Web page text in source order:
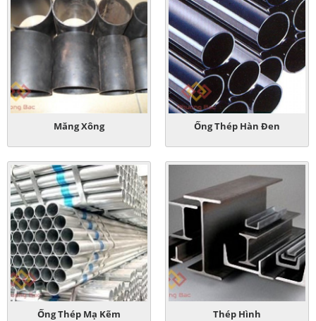
Măng Xông Ống Thép Hàn Đen
Ống Thép Mạ Kẽm Thép Hình